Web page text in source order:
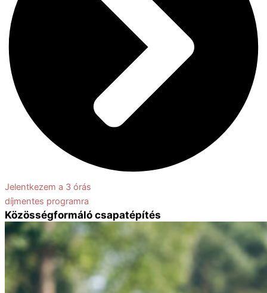
Jelentkezem a 3 órás
díjmentes programra
Közösségformáló csapatépítés